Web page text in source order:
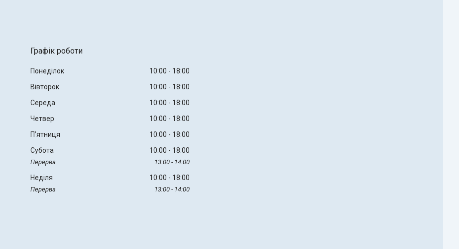
Графік роботи
Понеділок 10:00
18:00
Вівторок
10:00
18:00
Середа
10:00
18:00
Четвер
10:00
18:00
Пʼятниця
10:00
18:00
Субота
10:00 18:00
13:00 14:00
Неділя 10:00 18:00
13:00 14:00